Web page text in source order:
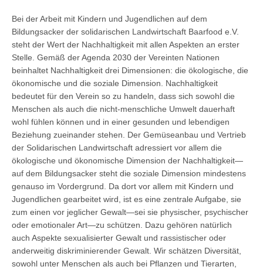
Bei der Arbeit mit Kindern und Jugendlichen auf dem
Bildungsacker der solidarischen Landwirtschaft Baarfood e.V.
steht der Wert der Nachhaltigkeit mit allen Aspekten an erster
Stelle. Gemäß der Agenda 2030 der Vereinten Nationen
beinhaltet Nachhaltigkeit drei Dimensionen: die ökologische, die
ökonomische und die soziale Dimension. Nachhaltigkeit
bedeutet für den Verein so zu handeln, dass sich sowohl die
Menschen als auch die nicht-menschliche Umwelt dauerhaft
wohl fühlen können und in einer gesunden und lebendigen
Beziehung zueinander stehen. Der Gemüseanbau und Vertrieb
der Solidarischen Landwirtschaft adressiert vor allem die
ökologische und ökonomische Dimension der Nachhaltigkeit—
auf dem Bildungsacker steht die soziale Dimension mindestens
genauso im Vordergrund. Da dort vor allem mit Kindern und
Jugendlichen gearbeitet wird, ist es eine zentrale Aufgabe, sie
zum einen vor jeglicher Gewalt—sei sie physischer, psychischer
oder emotionaler Art—zu schützen. Dazu gehören natürlich
auch Aspekte sexualisierter Gewalt und rassistischer oder
anderweitig diskriminierender Gewalt. Wir schätzen Diversität,
sowohl unter Menschen als auch bei Pflanzen und Tierarten,